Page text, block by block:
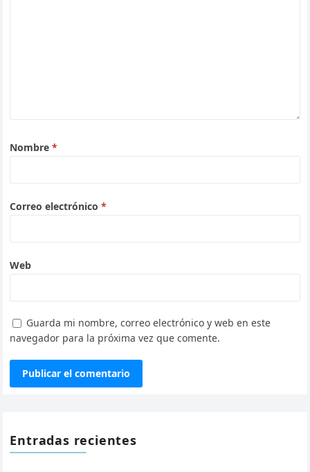
Nombre*
Correo electrónico*
Web
Guarda mi nombre, correo electrónico y web en este
navegador para la próxima vez que comente.
Entradas recientes